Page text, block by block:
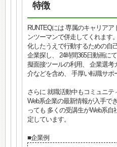
特徴
RUNTEQには 専属のキャリア
ンツーマンで併走してくれます
化したうえで行動するための自
企業探し、 24時間365日動画に
擬面接ツールの利用、 企業選
介などを含め、 手厚い転職サポ
さらに 就職活動中もコミュニテ
Web系企業の最新情報が入手で
っても 多くの受講生がWeb系
定しています。
■企業例